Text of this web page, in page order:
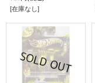
[在庫なし]